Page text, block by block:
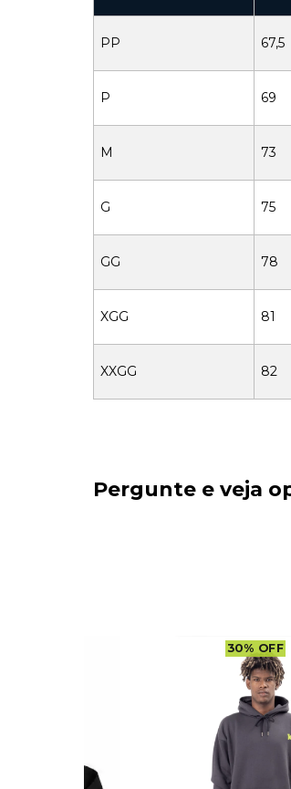
PP 67,5
P 69
M 73
G 75
GG 78
XGG 81
XXGG 82
Pergunte e veja
30% OFF